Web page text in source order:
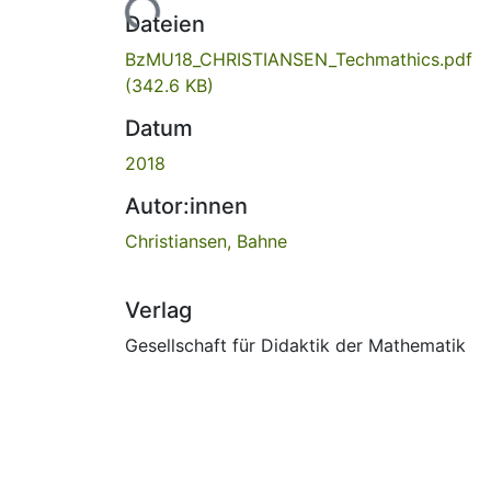
Lade...
Dateien
BzMU18_CHRISTIANSEN_Techmathics.pdf
(342.6 KB)
Datum
2018
Autor:innen
Christiansen, Bahne
Verlag
Gesellschaft für Didaktik der Mathematik